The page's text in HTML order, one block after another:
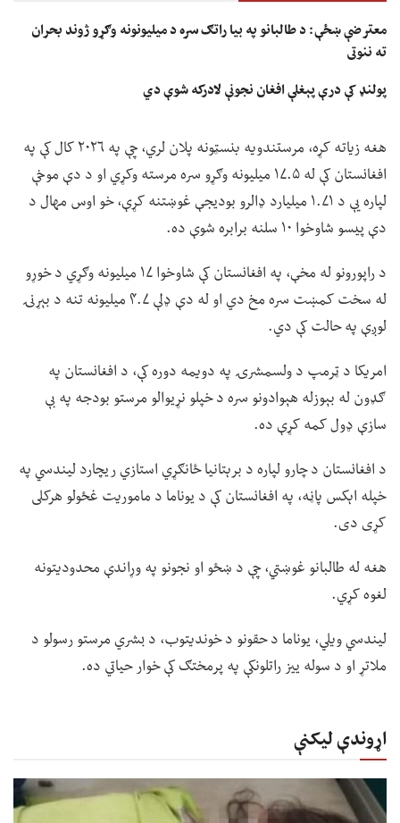
معترضې ښځې: د طالبانو په بیا راتګ سره د میلیونونه وګړو ژوند بحران
ته ننوتی
پولنډ کې درې پېغلې افغان نجونې لادرکه شوې دي
هغه زیاته کړه، مرستندویه بنسټونه پلان لري، چې په ۲۰۲۶ کال کې په
افغانستان کې له ۱۷.۵ میلیونه وګړو سره مرسته وکړي او د دې موخې
لپاره یې د ۱.۷۱ میلیارد ډالرو بودیجې غوښتنه کړې، خو اوس مهال د
دې پیسو شاوخوا ۱۰ سلنه برابره شوې ده.
د راپورونو له مخې، په افغانستان کې شاوخوا ۱۷ میلیونه وګړي د خوړو
له سخت کمښت سره مخ دي او له دې ډلې ۴.۷ میلیونه تنه د بېړنۍ
لوږې په حالت کې دي.
امریکا د ټرمپ د ولسمشرۍ په دویمه دوره کې، د افغانستان په
ګډون له بېوزله هېوادونو سره د خپلو نړیوالو مرستو بودجه په بې
سازې ډول کمه کړې ده.
د افغانستان د چارو لپاره د برېتانیا ځانګړي استازي ریچارد لیندسي په
خپله اېکس پاڼه، په افغانستان کې د یوناما د ماموریت غځولو هرکلی
کړی دی.
هغه له طالبانو غوښتي، چې د ښځو او نجونو په وړاندې محدودیتونه
لغوه کړي.
لیندسي ویلي، یوناما د حقونو د خوندیتوب، د بشري مرستو رسولو د
ملاتړ او د سوله ییز راتلونکې په پرمختګ کې خوار حیاتي ده.
اړوندې لیکنې